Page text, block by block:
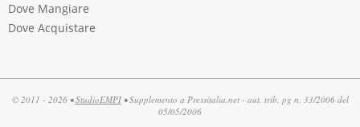
Dove Mangiare
Dove Acquistare
© 2011 - 2026 •StudioEMPI• Supplemento a Pressitalia.net - aut. trib. pg n. 33/2006 del
05/05/2006